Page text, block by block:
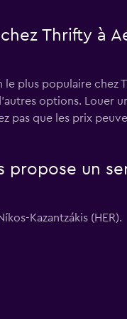
Thrifty à
plus populaire chez
options. Louer
pas que les prix
propose un
Kazantzákis (HER).